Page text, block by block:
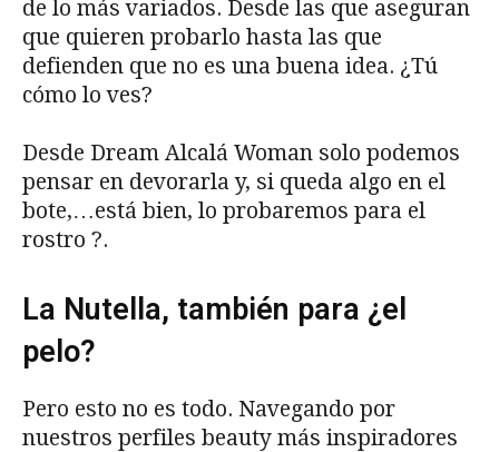
de lo más variados. Desde las que aseguran
que quieren probarlo hasta las que
defienden que no es una buena idea. ¿Tú
cómo lo ves?
Desde Dream Alcalá Woman solo podemos
pensar en devorarla y, si queda algo en el
bote,…está bien, lo probaremos para el
rostro ?.
La Nutella, también para ¿el
pelo?
Pero esto no es todo. Navegando por
nuestros perfiles beauty más inspiradores